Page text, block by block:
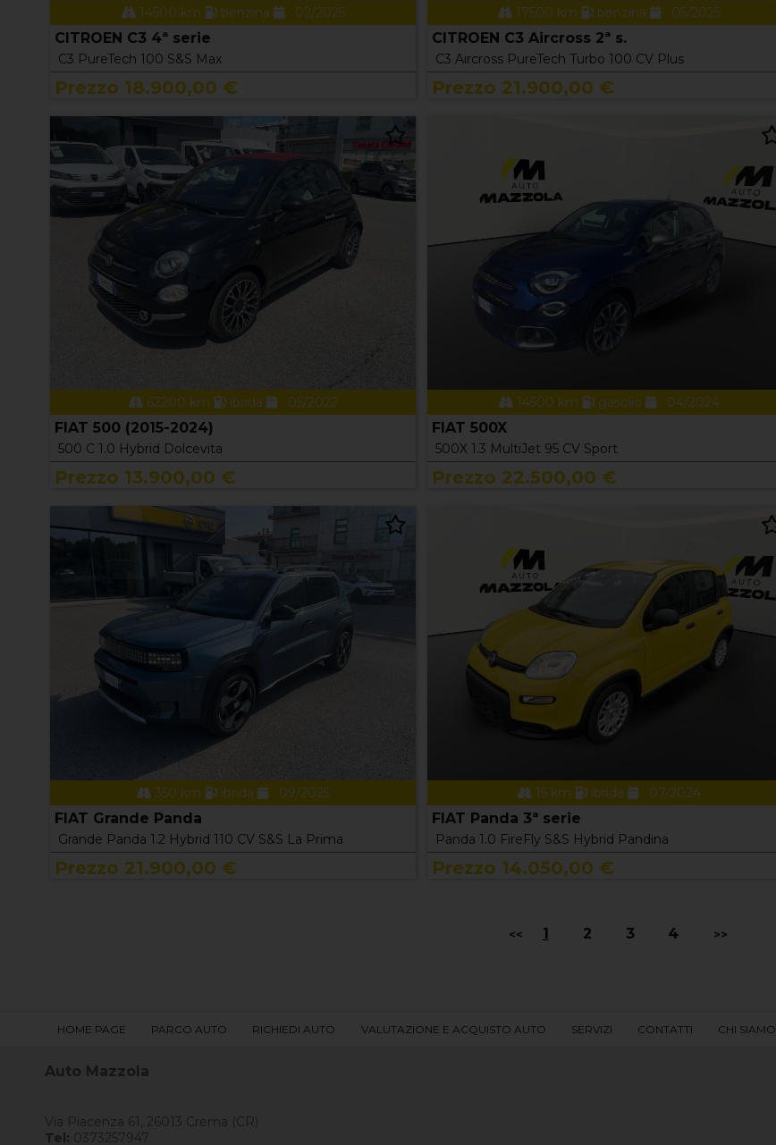
14500 km benzina 02/2025
CITROEN C3 4ª serie
C3 PureTech 100 S&S Max
Prezzo 18.900,00 €
17500 km benzina 05/2025
CITROEN C3 Aircross 2ª s.
C3 Aircross PureTech Turbo 100 CV Plus
Prezzo 21.900,00 €
62200 km ibrida 05/2022
FIAT 500 (2015-2024)
500 C 1.0 Hybrid Dolcevita
Prezzo 13.900,00 €
14500 km gasolio 04/2024
FIAT 500X
500X 1.3 MultiJet 95 CV Sport
Prezzo 22.500,00 €
350 km ibrida 09/2025
FIAT Grande Panda
Grande Panda 1.2 Hybrid 110 CV S&S La Prima
Prezzo 21.900,00 €
15 km ibrida 07/2024
FIAT Panda 3ª serie
Panda 1.0 FireFly S&S Hybrid Pandina
Prezzo 14.050,00 €
<< 1 2 3 4 >>
HOME PAGE PARCO AUTO RICHIEDI AUTO VALUTAZIONE E ACQUISTO AUTO SERVIZI CONTATTI CHI SIAMO
Auto Mazzola
Via Piacenza 61, 26013 Crema (CR)
Tel: 0373257947